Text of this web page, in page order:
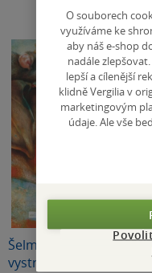
Šelmy v lavici zase
vystrájajú
O souborech
využíváme ke
aby náš e-shop
nadále
lepší a cílenější
klidně Vergilia v
marketingovým
údaje. Ale vše